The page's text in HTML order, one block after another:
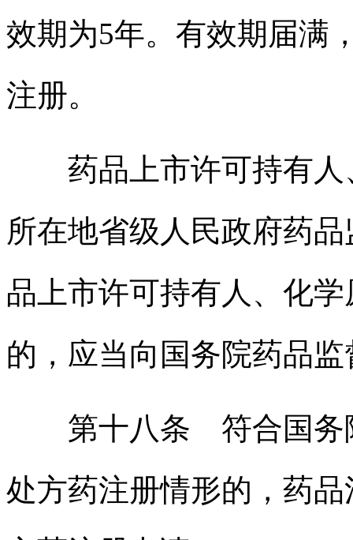
效期为5年。有效期届满
注册。
药品上市许可持有人
所在地省级人民政府药
品上市许可持有人、化
的，应当向国务院药品
第十八条 符合国务院
处方药注册情形的，药